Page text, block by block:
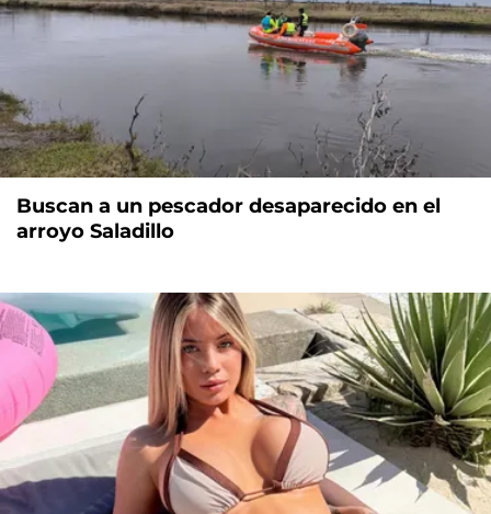
Buscan a un pescador desaparecido en el
arroyo Saladillo